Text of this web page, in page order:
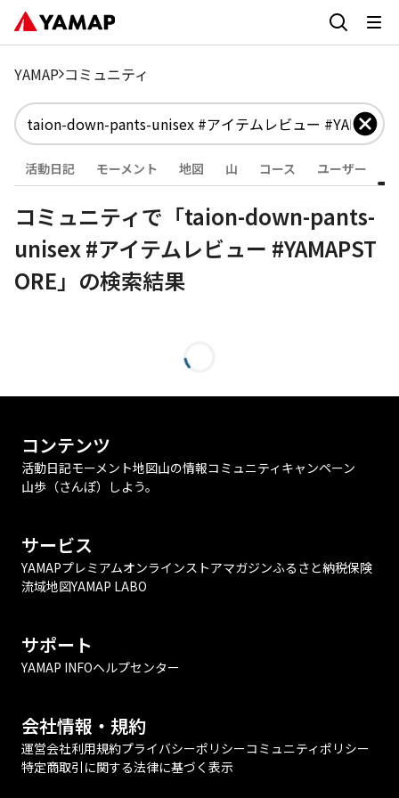
YAMAP コミュニティ
活動日記 モーメント 地図 山 コース ユーザー
コミュニティで「taion-down-pants-
unisex #アイテムレビュー #YAMAPST
ORE」の検索結果
コンテンツ
活動日記モーメント地図山の情報コミュニティ キャンペーン
山歩（さんぽ）しよう。
サービス
YAMAPプレミアムオンラインストアマガジンふるさと納税保険
流域地図YAMAP LABO
サポート
YAMAP INFOヘルプセンター
会社情報・規約
運営会社利用規約プライバシーポリシーコミュニティポリシー
特定商取引に関する法律に基づく表示